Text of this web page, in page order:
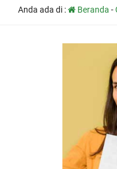
Anda ada di : Beranda -